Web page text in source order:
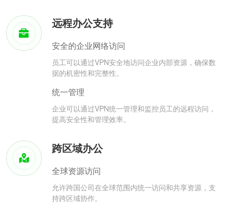
远程办公支持
安全的企业网络访问
员工可以通过VPN安全地访问企业内部资源，确保数
据的机密性和完整性。
统一管理
企业可以通过VPN统一管理和监控员工的远程访问，
提高安全性和管理效率。
跨区域办公
全球资源访问
允许跨国公司在全球范围内统一访问和共享资源，支
持跨区域协作。